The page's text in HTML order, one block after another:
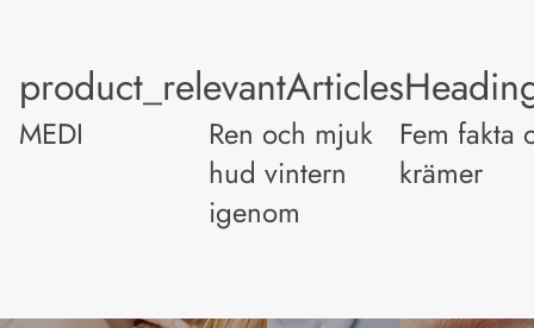
MEDI
Ren och mjuk
hud vintern
igenom
Fem fakta
krämer